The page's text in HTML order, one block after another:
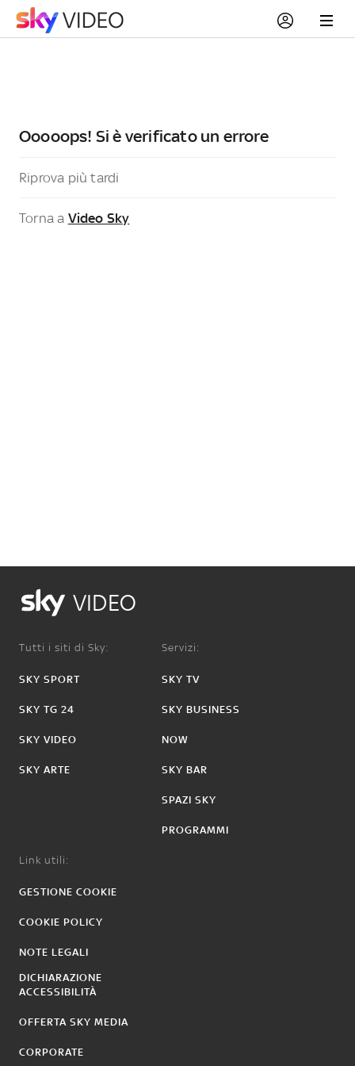
Ooooops! Si è verificato un errore
Riprova più tardi
Torna a Video Sky
VIDEO
Tutti i siti di Sky:
SKY SPORT
SKY TG 24
SKY VIDEO
SKY ARTE
Servizi:
SKY TV
SKY BUSINESS
NOW
SKY BAR
SPAZI SKY
PROGRAMMI
Link utili:
GESTIONE COOKIE
COOKIE POLICY
NOTE LEGALI
DICHIARAZIONE
ACCESSIBILITÀ
OFFERTA SKY MEDIA
CORPORATE